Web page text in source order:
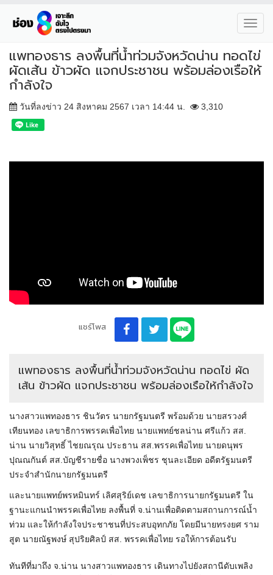
แพทองธาร ลงพื้นที่น้ำท่วมจังหวัดน่าน ทอดไข่
ผัดเส้น ข้าวผัด แจกประชาชน พร้อมล่องเรือให้
กำลังใจ
วันที่ลงข่าว 24 สิงหาคม 2567 เวลา 14:44 น. 3,310
แชร์โพส
แพทองธาร ลงพื้นที่น้ำท่วมจังหวัดน่าน ทอดไข่ ผัด
เส้น ข้าวผัด แจกประชาชน พร้อมล่องเรือให้กำลังใจ
นางสาวแพทองธาร ชินวัตร นายกรัฐมนตรี พร้อมด้วย นายสรวงศ์
เทียนทอง เลขาธิการพรรคเพื่อไทย นายแพทย์ชลน่าน ศรีแก้ว สส.
น่าน นายวิสุทธิ์ ไชยณรุณ ประธาน สส.พรรคเพื่อไทย นายดนุพร
ปุณณกันต์ สส.บัญชีรายชื่อ นางพวงเพ็ชร ชุนละเอียด อดีตรัฐมนตรี
ประจำสำนักนายกรัฐมนตรี
และนายแพทย์พรหมินทร์ เลิศสุริย์เดช เลขาธิการนายกรัฐมนตรี ใน
ฐานะแกนนำพรรคเพื่อไทย ลงพื้นที่ จ.น่านเพื่อติดตามสถานการณ์น้ำ
ท่วม และให้กำลังใจประชาชนที่ประสบอุทกภัย โดยมีนายทรงยศ ราม
สูต นายณัฐพงษ์ สุปริยศิลป์ สส. พรรคเพื่อไทย รอให้การต้อนรับ
ทันทีที่มาถึง จ.น่าน นางสาวแพทองธาร เดินทางไปยังสถานีดับเพลิง